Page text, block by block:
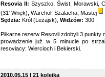
Resovia II: Szyszko, Świst, Morawski,
(31' Wnęk), Warchoł, Szalacha, Mastej
Sędzia: Król (Leżajsk), Widzów: 300
Piłkarze rezerw Resovii zdobyli 3
prowadzenie już w 5 minucie po
resoviacy: Wiercioch i Bekierski.
2010.05.15 | 21 kolejka